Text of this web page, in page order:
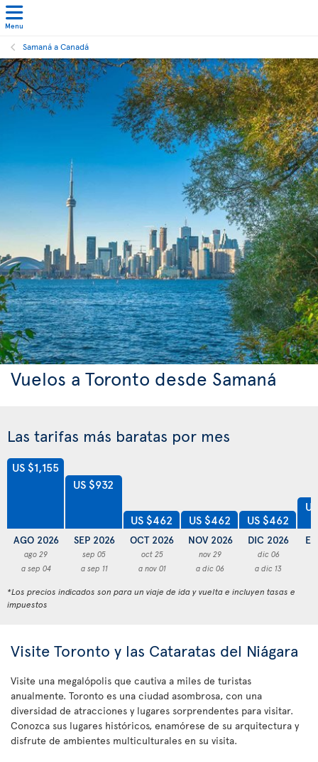
Menu
Samaná a Canadá
Vuelos a Toronto desde Samaná
Las tarifas más baratas por mes
US $1,155
AGO 2026
ago 29
a sep 04
US $932
SEP 2026
sep 05
a sep 11
US $462
OCT 2026
oct 25
a nov 01
US $462
NOV 2026
nov 29
a dic 06
US $462
DIC 2026
dic 06
a dic 13
*Los precios indicados son para un viaje de ida y vuelta e incluyen tasas e
impuestos
Visite Toronto y las Cataratas del Niágara
Visite una megalópolis que cautiva a miles de turistas
anualmente. Toronto es una ciudad asombrosa, con una
diversidad de atracciones y lugares sorprendentes para visitar.
Conozca sus lugares históricos, enamórese de su arquitectura y
disfrute de ambientes multiculturales en su visita.